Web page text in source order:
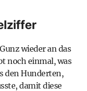
wieder an das
noch einmal, was
den Hunderten,
damit diese